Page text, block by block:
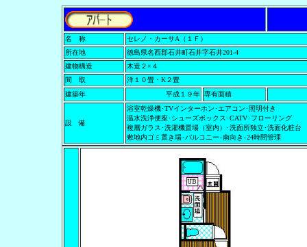
名 称
セレノ・カーサA（１Ｆ）
所在地
徳島県名西郡石井町石井字石井201-4
建物構造
木造２×４
間 取
洋１０畳・K２畳
建築年
平成１９年 専有面積
設 備
浴室乾燥機･TVインターホン･エアコン･照明付き
温水洗浄便座･シューズボックス･CATV･フローリング
複層ガラス･洗濯機置場（室内）･洗面所独立･洗面化粧台
敷地内ゴミ置き場･バルコニー･南向き･24時間管理